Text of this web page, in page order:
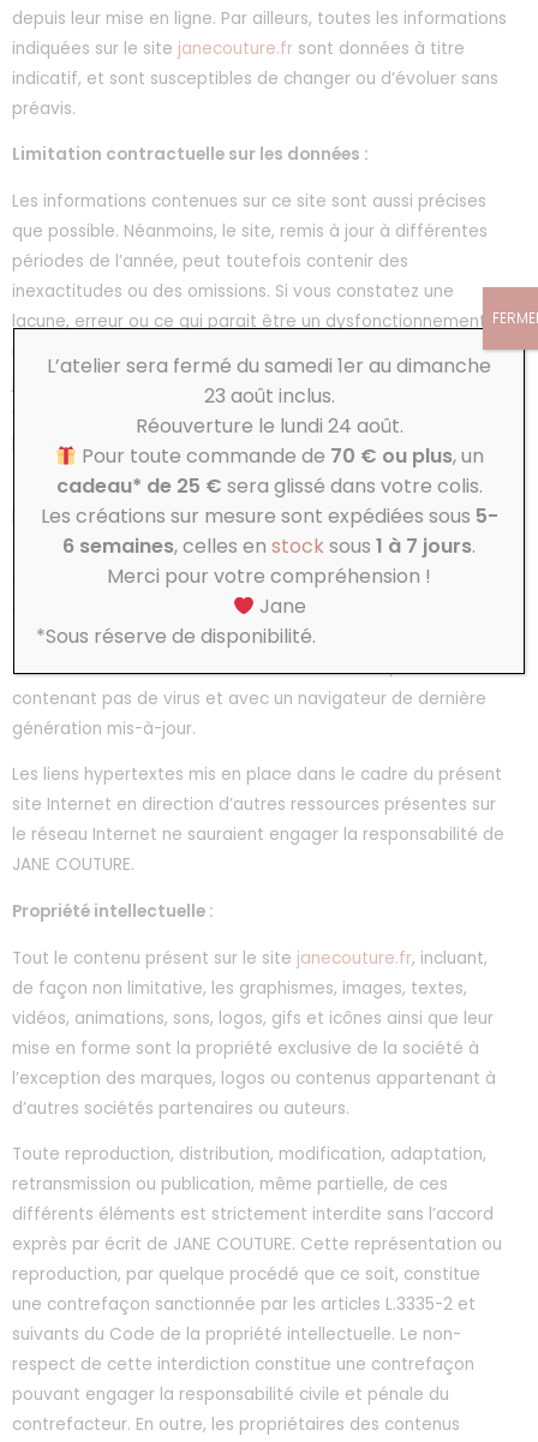
depuis leur mise en ligne. Par ailleurs, toutes les informations
indiquées sur le site janecouture.fr sont données à titre
indicatif, et sont susceptibles de changer ou d’évoluer sans
préavis.
Limitation contractuelle sur les données :
Les informations contenues sur ce site sont aussi précises
que possible. Néanmoins, le site, remis à jour à différentes
périodes de l’année, peut toutefois contenir des
inexactitudes ou des omissions. Si vous constatez une
lacune, erreur ou ce qui parait être un dysfonctionnement,
merci de bien vouloir le signaler par email, à l’adresse
de la manière la plus précise possible (page posant
problème, type d’ordinateur et de navigateur utilisé, etc.).
Tout contenu téléchargé se fait aux risques et périls de
l’utilisateur et sous sa seule responsabilité. En conséquence,
JANE COUTURE ne saurait être tenue responsable d’un
quelconque dommage subi par l’ordinateur de l’utilisateur
ou d’une quelconque perte de données consécutives au
téléchargement. De plus, l’utilisateur du site s’engage à
accéder au site en utilisant un matériel récent, ne
contenant pas de virus et avec un navigateur de dernière
génération mis-à-jour.
Les liens hypertextes mis en place dans le cadre du présent
site Internet en direction d’autres ressources présentes sur
le réseau Internet ne sauraient engager la responsabilité de
JANE COUTURE.
Propriété intellectuelle :
Tout le contenu présent sur le site janecouture.fr, incluant,
de façon non limitative, les graphismes, images, textes,
vidéos, animations, sons, logos, gifs et icônes ainsi que leur
mise en forme sont la propriété exclusive de la société à
l’exception des marques, logos ou contenus appartenant à
d’autres sociétés partenaires ou auteurs.
Toute reproduction, distribution, modification, adaptation,
retransmission ou publication, même partielle, de ces
différents éléments est strictement interdite sans l’accord
exprès par écrit de JANE COUTURE. Cette représentation ou
reproduction, par quelque procédé que ce soit, constitue
une contrefaçon sanctionnée par les articles L.3335-2 et
suivants du Code de la propriété intellectuelle. Le non-
respect de cette interdiction constitue une contrefaçon
pouvant engager la responsabilité civile et pénale du
contrefacteur. En outre, les propriétaires des contenus
L’atelier sera fermé du samedi 1er au dimanche
23 août inclus.
Réouverture le lundi 24 août.
Pour toute commande de 70 € ou plus, un
cadeau* de 25 € sera glissé dans votre colis.
Les créations sur mesure sont expédiées sous 5-
6 semaines, celles en stock sous 1 à 7 jours.
Merci pour votre compréhension !
Jane
*Sous réserve de disponibilité.